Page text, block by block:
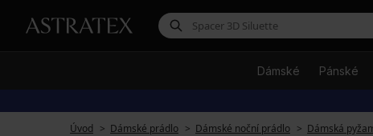
Dámské Pánské
Úvod
Dámské prádlo Dámské noční prádlo Dámská